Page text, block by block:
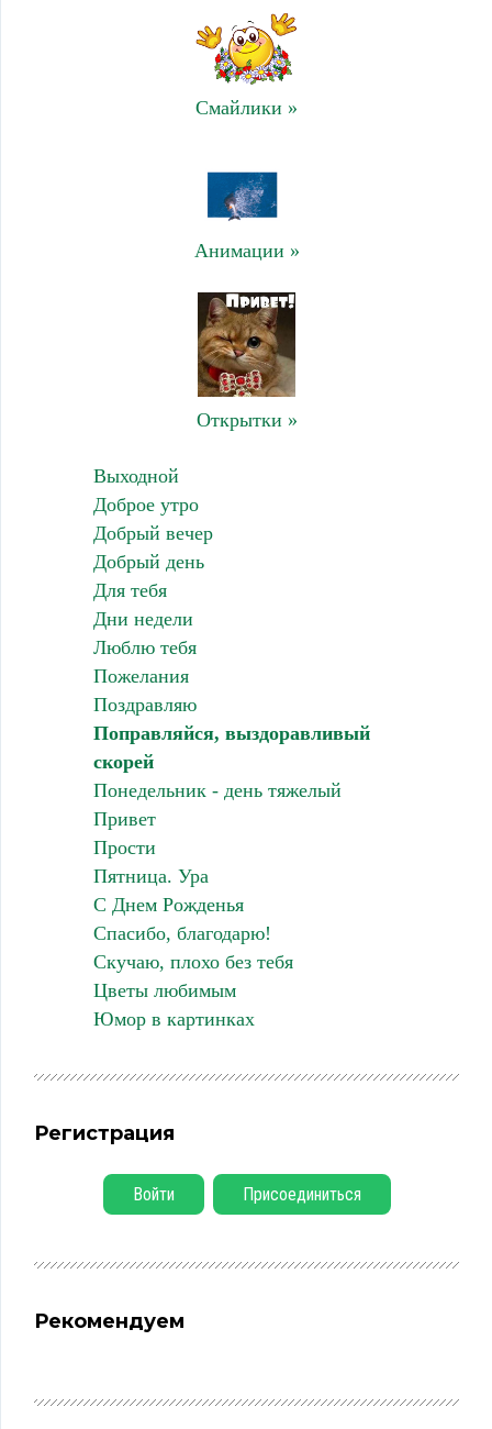
Смайлики »
Анимации »
Открытки »
Выходной
Доброе утро
Добрый вечер
Добрый день
Для тебя
Дни недели
Люблю тебя
Пожелания
Поздравляю
Поправляйся, выздоравливый
скорей
Понедельник - день тяжелый
Привет
Прости
Пятница. Ура
С Днем Рожденья
Спасибо, благодарю!
Скучаю, плохо без тебя
Цветы любимым
Юмор в картинках
Регистрация
Войти Присоединиться
Рекомендуем